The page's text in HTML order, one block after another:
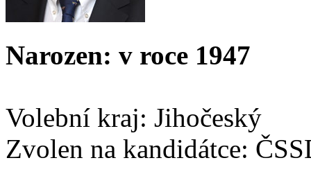
Narozen: v roce 1947
Volební kraj: Jihočeský
Zvolen na kandidátce: